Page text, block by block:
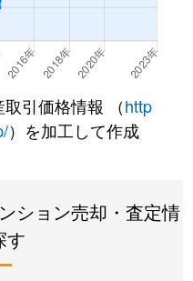
青木
青木
青木
青木
引価格情報 （http
）を加工して作成
ション売却・査定情
す